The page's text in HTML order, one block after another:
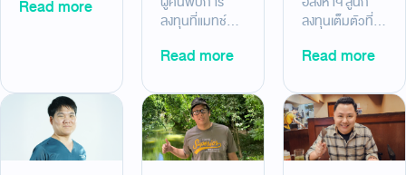
เวลาเก็บเงิน
+14.15% (14
ม.ค.68-
27ส.ค.68)
Read more
ลงทุนที่แมทช์กับ
คุณแม่ ด้วย
หุ้นสหรัฐฯ
+116.13% (29
ธ.ค. 2563- 9
ม.ค. 2568)
Read more
ลงทุนเต็มตัวที่มี
ลงทุนที่ตรงจริต
Ranking หุ้น
เวียดนาม ผล
ตอบแทน
+57.20% (7
Read more